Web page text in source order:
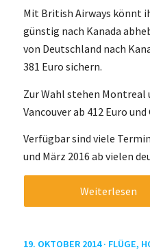
Mit British Airways könnt
günstig nach Kanada
von Deutschland nach
381 Euro sichern.
Zur Wahl stehen Montreal
Vancouver ab 412 Euro
Verfügbar sind viele
und März 2016 ab vielen
Weiterlesen
19. OKTOBER 2014 · FLÜGE,